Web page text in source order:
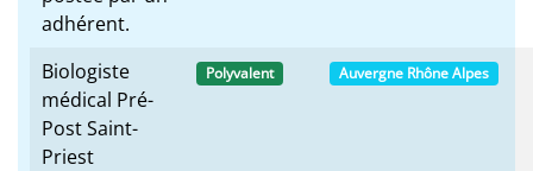
adhérent.
Biologiste
médical Pré-
Post Saint-
Priest
Polyvalent Auvergne Rhône Alpes